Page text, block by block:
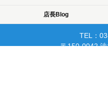
店長Blog
TEL：
〒150-0042